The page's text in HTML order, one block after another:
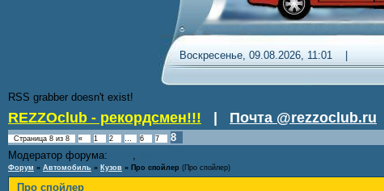
Воскресенье, 09.08.2026, 11:01 |
RSS grabber doesn't exist!
REZZOclub - рекордсмен!!! Почта @rezzoclub.ru
Страница 8 из 8 « 1 2 … 6 7
8
Модератор форума:
,
Форум » Автомобиль » Кузов » Про спойлер (Про спойлер)
Про спойлер